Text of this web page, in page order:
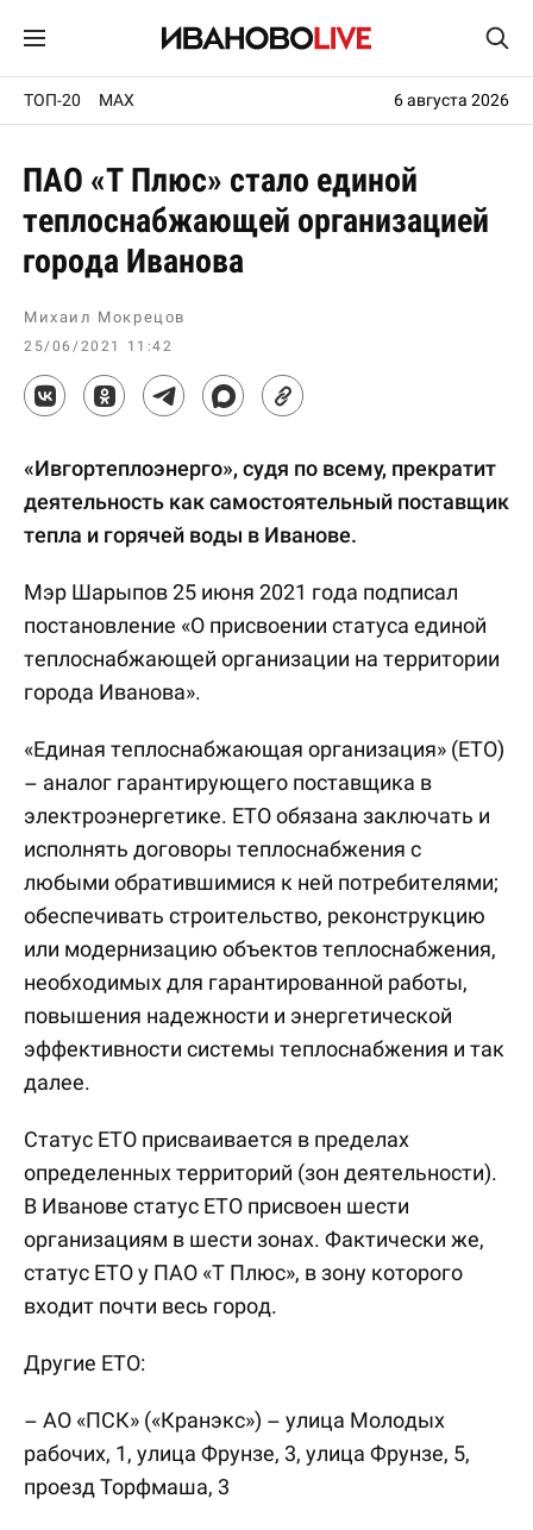
ТОП-20 MAX 6 августа 2026
ПАО «Т Плюс» стало единой
теплоснабжающей организацией
города Иванова
Михаил Мокрецов
25/06/2021 11:42
«Ивгортеплоэнерго», судя по всему, прекратит
деятельность как самостоятельный поставщик
тепла и горячей воды в Иванове.
Мэр Шарыпов 25 июня 2021 года подписал
постановление «О присвоении статуса единой
теплоснабжающей организации на территории
города Иванова».
«Единая теплоснабжающая организация» (ЕТО)
– аналог гарантирующего поставщика в
электроэнергетике. ЕТО обязана заключать и
исполнять договоры теплоснабжения с
любыми обратившимися к ней потребителями;
обеспечивать строительство, реконструкцию
или модернизацию объектов теплоснабжения,
необходимых для гарантированной работы,
повышения надежности и энергетической
эффективности системы теплоснабжения и так
далее.
Статус ЕТО присваивается в пределах
определенных территорий (зон деятельности).
В Иванове статус ЕТО присвоен шести
организациям в шести зонах. Фактически же,
статус ЕТО у ПАО «Т Плюс», в зону которого
входит почти весь город.
Другие ЕТО:
– АО «ПСК» («Кранэкс») – улица Молодых
рабочих, 1, улица Фрунзе, 3, улица Фрунзе, 5,
проезд Торфмаша, 3